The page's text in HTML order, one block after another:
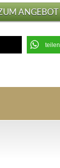
ANGEBOT
teilen